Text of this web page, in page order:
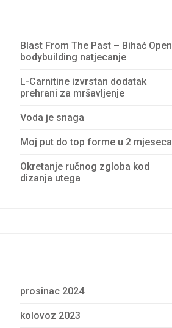
Blast From The Past – Bihać Open
bodybuilding natjecanje
L-Carnitine izvrstan dodatak
prehrani za mršavljenje
Voda je snaga
Moj put do top forme u 2 mjeseca
Okretanje ručnog zgloba kod
dizanja utega
prosinac 2024
kolovoz 2023